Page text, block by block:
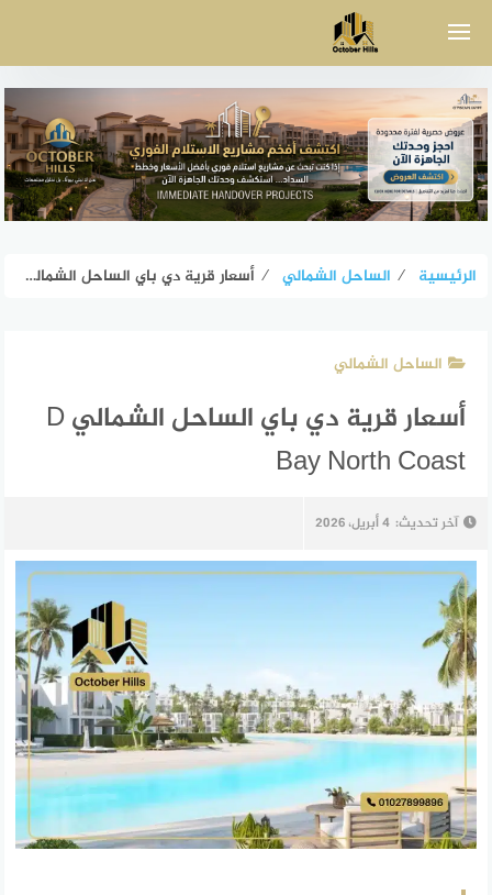
الرئيسية ⁄ الساحل الشمالي ⁄ أسعار قرية دي باي الساحل الشمالي D Bay North Coast
الساحل الشمالي
أسعار قرية دي باي الساحل الشمالي D
Bay North Coast
آخر تحديث: 4 أبريل، 2026